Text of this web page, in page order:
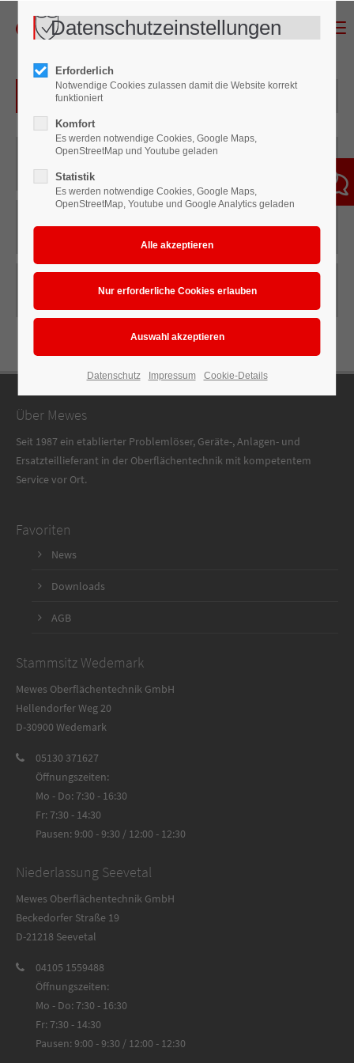
Drucklufttechnik
Druckluft-Zubehör
Druckluftaufbereitung
Über Mewes
Seit 1987 ein etablierter Problemlöser, Geräte-, Anlagen- und
Ersatzteillieferant in der Oberflächentechnik mit kompetentem
Service vor Ort.
Favoriten
News
Downloads
AGB
Stammsitz Wedemark
Mewes Oberflächentechnik GmbH
Hellendorfer Weg 20
D-30900 Wedemark
05130 371627
Öffnungszeiten:
Mo - Do: 7:30 - 16:30
Fr: 7:30 - 14:30
Pausen: 9:00 - 9:30 / 12:00 - 12:30
Niederlassung Seevetal
Mewes Oberflächentechnik GmbH
Beckedorfer Straße 19
D-21218 Seevetal
04105 1559488
Öffnungszeiten:
Mo - Do: 7:30 - 16:30
Fr: 7:30 - 14:30
Pausen: 9:00 - 9:30 / 12:00 - 12:30
Datenschutzeinstellungen
Erforderlich
Notwendige Cookies zulassen damit die Website korrekt
funktioniert
Komfort
Es werden notwendige Cookies, Google Maps,
OpenStreetMap und Youtube geladen
Statistik
Es werden notwendige Cookies, Google Maps,
OpenStreetMap, Youtube und Google Analytics geladen
Datenschutz Impressum Cookie-Details